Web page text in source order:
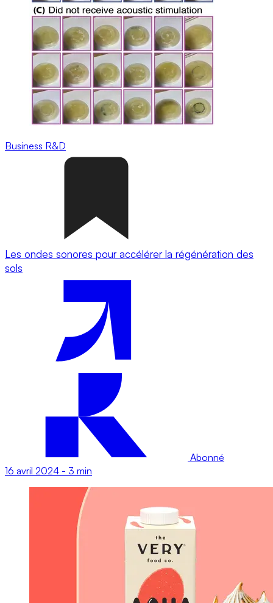
Business R&D
Les ondes sonores pour accélérer la régénération des
sols
Abonné
16 avril 2024 - 3 min